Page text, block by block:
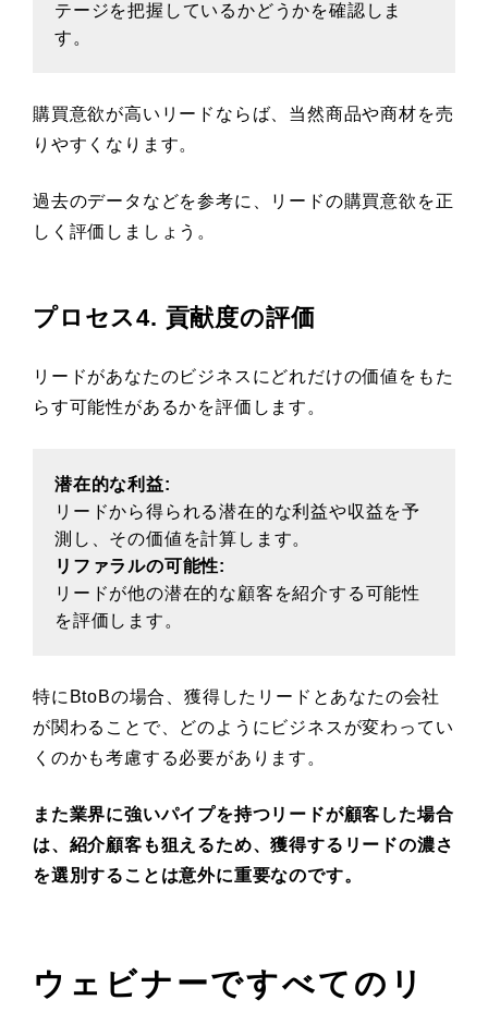
テージを把握しているかどうかを確認しま
す。
購買意欲が高いリードならば、当然商品や商材を売
りやすくなります。
過去のデータなどを参考に、リードの購買意欲を正
しく評価しましょう。
プロセス4. 貢献度の評価
リードがあなたのビジネスにどれだけの価値をもた
らす可能性があるかを評価します。
潜在的な利益:
リードから得られる潜在的な利益や収益を予
測し、その価値を計算します。
リファラルの可能性:
リードが他の潜在的な顧客を紹介する可能性
を評価します。
特にBtoBの場合、獲得したリードとあなたの会社
が関わることで、どのようにビジネスが変わってい
くのかも考慮する必要があります。
また業界に強いパイプを持つリードが顧客した場合
は、紹介顧客も狙えるため、獲得するリードの濃さ
を選別することは意外に重要なのです。
ウェビナーですべてのリ